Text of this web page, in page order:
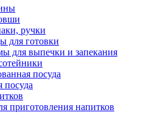
ручки
для готовки
для выпечки и запекания
посуда
посуда
приготовления напитков